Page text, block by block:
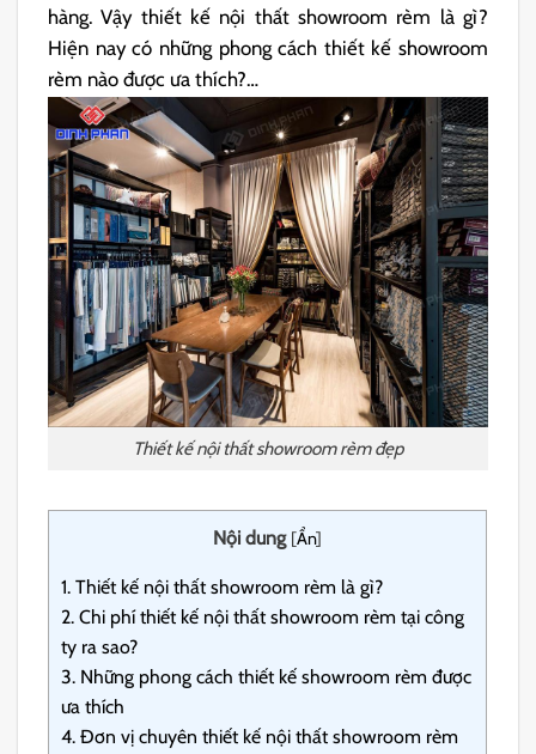
hàng. Vậy thiết kế nội thất showroom rèm là gì?
Hiện nay có những phong cách thiết kế showroom
rèm nào được ưa thích?…
Thiết kế nội thất showroom rèm đẹp
Nội dung [Ẩn]
1. Thiết kế nội thất showroom rèm là gì?
2. Chi phí thiết kế nội thất showroom rèm tại công
ty ra sao?
3. Những phong cách thiết kế showroom rèm được
ưa thích
4. Đơn vị chuyên thiết kế nội thất showroom rèm